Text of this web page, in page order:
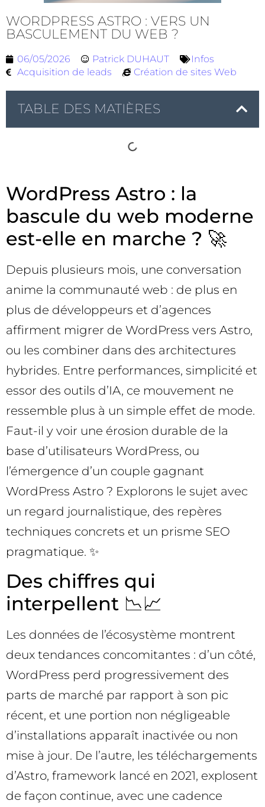
WORDPRESS ASTRO : VERS UN
BASCULEMENT DU WEB ?
06/05/2026 Patrick DUHAUT
Infos
Acquisition de leads
Création de sites Web
TABLE DES MATIÈRES
WordPress Astro : la
bascule du web moderne
est-elle en marche ? 🚀
Depuis plusieurs mois, une conversation
anime la communauté web : de plus en
plus de développeurs et d’agences
affirment migrer de WordPress vers Astro,
ou les combiner dans des architectures
hybrides. Entre performances, simplicité et
essor des outils d’IA, ce mouvement ne
ressemble plus à un simple effet de mode.
Faut-il y voir une érosion durable de la
base d’utilisateurs WordPress, ou
l’émergence d’un couple gagnant
WordPress Astro ? Explorons le sujet avec
un regard journalistique, des repères
techniques concrets et un prisme SEO
pragmatique. ✨
Des chiffres qui
interpellent 📉📈
Les données de l’écosystème montrent
deux tendances concomitantes : d’un côté,
WordPress perd progressivement des
parts de marché par rapport à son pic
récent, et une portion non négligeable
d’installations apparaît inactivée ou non
mise à jour. De l’autre, les téléchargements
d’Astro, framework lancé en 2021, explosent
de façon continue, avec une cadence